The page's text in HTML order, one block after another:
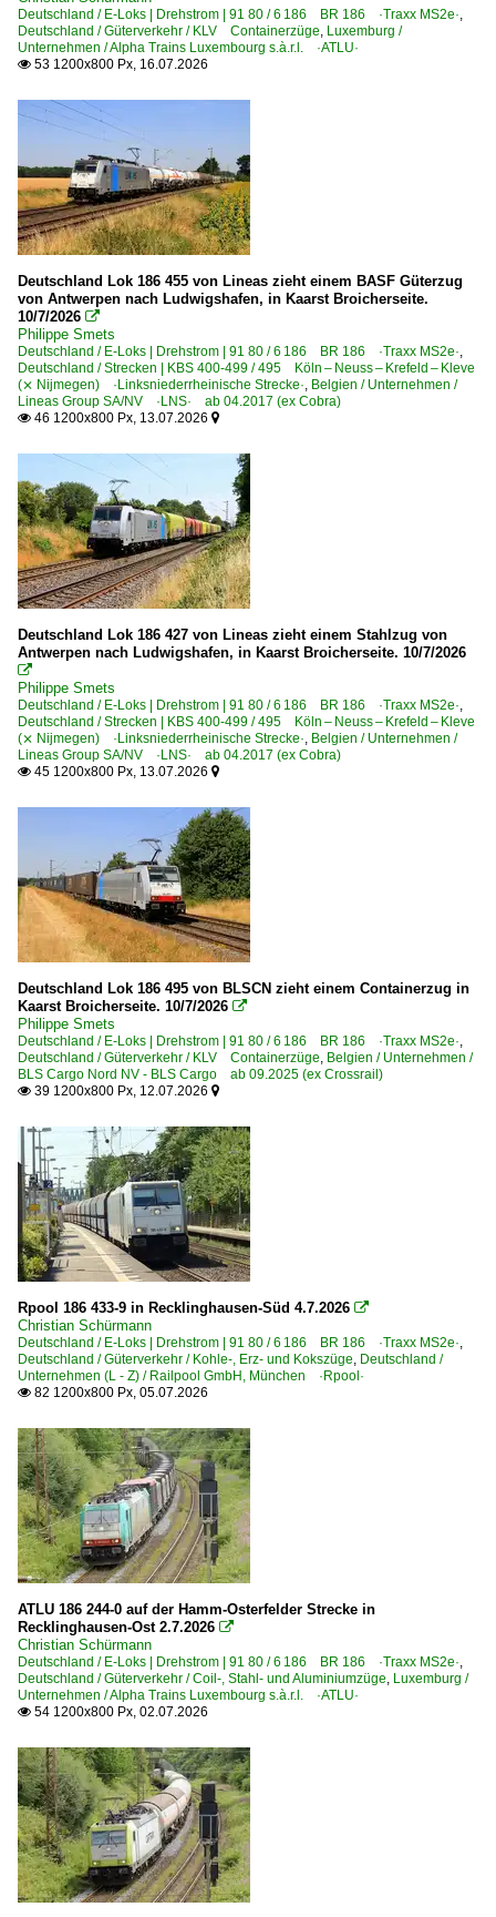
Halle (Saale) Hbf ·LH·
Hamburg-Harburg
Hamm (Westfalen)
Hanau Hbf ·FH·
Hannover Linden/Fischerhof
Heddesheim/Hirschberg
Heidenau (Sachsen)
Heilbronn Hbf ·TH, TH B·
Herford
Herzogenrath
Hilden
Hochstadt/Marktzeuln
Hürth
Jessen (Elster)
Jüterbog
Kaiserslautern Hbf ·SKL·
Kaldenkirchen
Kehl (Rhein)
Kirchen/Sieg
Koblenz Hbf ·KKO·
Köln Hbf ·KK·
Köln (sonstige)
Köln Messe Deutz
Köln/Bonn Flughafen
Königswinter
Krefeld
Krippen
Kronach
Bahnhöfe (L - Q)
Landshut (Bay) Hbf ·MLA·
Lehrte
Leipzig Hbf ·LL·
Leipzig (sonstige)
Lichtenfels
Lübbenau (Spreewald)
Ludwigsburg
Ludwigshafen (Rhein)
Lüneburg
Lutherstadt Wittenberg
Magdeburg (sonstige)
Magdeburg-Sudenburg
Mainz (sonstige Bahnhöfe)
Mannheim Hbf ·RM·
Mannheim (sonstige Bahnhöfe)
Marienborn
Merseburg
Merzenich
Mettlach
Minden (Westfalen)
Muggensturm
Müllheim (Baden)
München (Sonstige)
München Hauptbahnhof ·MH·
München-Heimeranplatz
Deutschland / E-Loks | Drehstrom | 91 80 / 6 186 BR 186 ·Traxx MS2e·,
Deutschland / Güterverkehr / KLV Containerzüge, Luxemburg /
Unternehmen / Alpha Trains Luxembourg s.à.r.l. ·ATLU·
 53 1200x800 Px, 16.07.2026
Deutschland Lok 186 455 von Lineas zieht einem BASF Güterzug
von Antwerpen nach Ludwigshafen, in Kaarst Broicherseite.
10/7/2026 
Philippe Smets
Deutschland / E-Loks | Drehstrom | 91 80 / 6 186 BR 186 ·Traxx MS2e·,
Deutschland / Strecken | KBS 400-499 / 495 Köln – Neuss – Krefeld – Kleve
(⨯ Nijmegen) ·Linksniederrheinische Strecke·, Belgien / Unternehmen /
Lineas Group SA/NV ·LNS· ab 04.2017 (ex Cobra)
 46 1200x800 Px, 13.07.2026 
Deutschland Lok 186 427 von Lineas zieht einem Stahlzug von
Antwerpen nach Ludwigshafen, in Kaarst Broicherseite. 10/7/2026

Philippe Smets
Deutschland / E-Loks | Drehstrom | 91 80 / 6 186 BR 186 ·Traxx MS2e·,
Deutschland / Strecken | KBS 400-499 / 495 Köln – Neuss – Krefeld – Kleve
(⨯ Nijmegen) ·Linksniederrheinische Strecke·, Belgien / Unternehmen /
Lineas Group SA/NV ·LNS· ab 04.2017 (ex Cobra)
 45 1200x800 Px, 13.07.2026 
Deutschland Lok 186 495 von BLSCN zieht einem Containerzug in
Kaarst Broicherseite. 10/7/2026 
Philippe Smets
Deutschland / E-Loks | Drehstrom | 91 80 / 6 186 BR 186 ·Traxx MS2e·,
Deutschland / Güterverkehr / KLV Containerzüge, Belgien / Unternehmen /
BLS Cargo Nord NV - BLS Cargo ab 09.2025 (ex Crossrail)
 39 1200x800 Px, 12.07.2026 
Rpool 186 433-9 in Recklinghausen-Süd 4.7.2026 
Christian Schürmann
Deutschland / E-Loks | Drehstrom | 91 80 / 6 186 BR 186 ·Traxx MS2e·,
Deutschland / Güterverkehr / Kohle-, Erz- und Kokszüge, Deutschland /
Unternehmen (L - Z) / Railpool GmbH, München ·Rpool·
 82 1200x800 Px, 05.07.2026
ATLU 186 244-0 auf der Hamm-Osterfelder Strecke in
Recklinghausen-Ost 2.7.2026 
Christian Schürmann
Deutschland / E-Loks | Drehstrom | 91 80 / 6 186 BR 186 ·Traxx MS2e·,
Deutschland / Güterverkehr / Coil-, Stahl- und Aluminiumzüge, Luxemburg /
Unternehmen / Alpha Trains Luxembourg s.à.r.l. ·ATLU·
 54 1200x800 Px, 02.07.2026